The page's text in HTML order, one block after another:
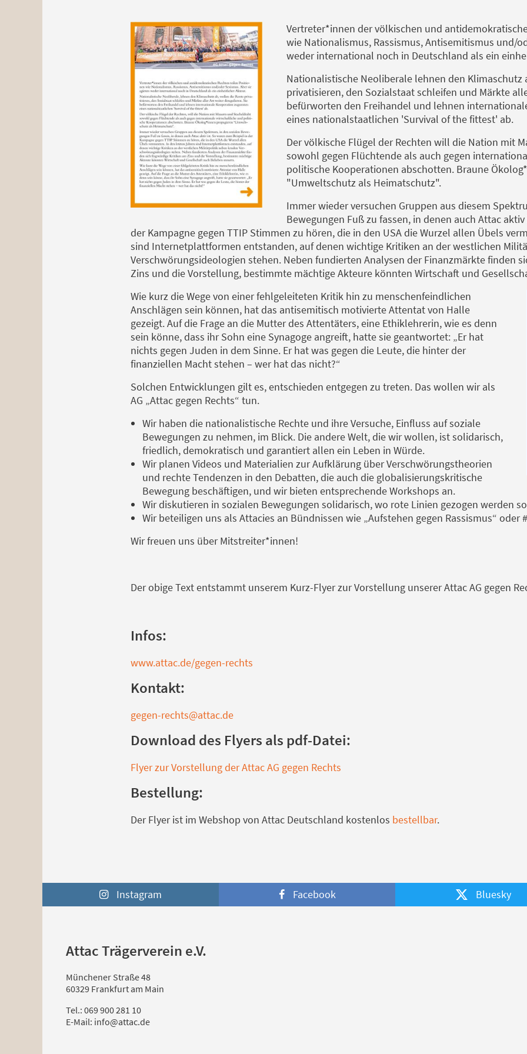
Vertreter*innen der völkischen und
wie Nationalismus, Rassismus, Antisemitismus und/
weder international noch in Deutschland als ein
Nationalistische Neoliberale lehnen den Klimaschutz
privatisieren, den Sozialstaat schleifen und Märkte
befürworten den Freihandel und lehnen
eines nationalstaatlichen 'Survival of the fittest' ab.
Der völkische Flügel der Rechten will die Nation mit
sowohl gegen Flüchtende als auch gegen
politische Kooperationen abschotten. Braune
"Umweltschutz als Heimatschutz".
Immer wieder versuchen Gruppen aus diesem
Bewegungen Fuß zu fassen, in denen auch Attac
der Kampagne gegen TTIP Stimmen zu hören, die in den USA die Wurzel allen Übels
sind Internetplattformen entstanden, auf denen wichtige Kritiken an der westlichen
Verschwörungsideologien stehen. Neben fundierten Analysen der Finanzmärkte finden
Zins und die Vorstellung, bestimmte mächtige Akteure könnten Wirtschaft und
Wie kurz die Wege von einer fehlgeleiteten Kritik hin zu menschenfeindlichen
Anschlägen sein können, hat das antisemitisch motivierte Attentat von Halle
gezeigt. Auf die Frage an die Mutter des Attentäters, eine Ethiklehrerin, wie es denn
sein könne, dass ihr Sohn eine Synagoge angreift, hatte sie geantwortet: „Er hat
nichts gegen Juden in dem Sinne. Er hat was gegen die Leute, die hinter der
finanziellen Macht stehen – wer hat das nicht?“
Solchen Entwicklungen gilt es, entschieden entgegen zu treten. Das wollen wir als
AG „Attac gegen Rechts“ tun.
Wir haben die nationalistische Rechte und ihre Versuche, Einfluss auf soziale
Bewegungen zu nehmen, im Blick. Die andere Welt, die wir wollen, ist solidarisch,
friedlich, demokratisch und garantiert allen ein Leben in Würde.
Wir planen Videos und Materialien zur Aufklärung über Verschwörungstheorien
und rechte Tendenzen in den Debatten, die auch die globalisierungskritische
Bewegung beschäftigen, und wir bieten entsprechende Workshops an.
Wir diskutieren in sozialen Bewegungen solidarisch, wo rote Linien gezogen werden
Wir beteiligen uns als Attacies an Bündnissen wie „Aufstehen gegen Rassismus“ oder
Wir freuen uns über Mitstreiter*innen!
Der obige Text entstammt unserem Kurz-Flyer zur Vorstellung unserer Attac AG gegen
Infos:
www.attac.de/gegen-rechts
Kontakt:
gegen-rechts@attac.de
Download des Flyers als pdf-Datei:
Flyer zur Vorstellung der Attac AG gegen Rechts
Bestellung:
Der Flyer ist im Webshop von Attac Deutschland kostenlos bestellbar.
Instagram Facebook Bluesky
Attac Trägerverein e.V.
Münchener Straße 48
60329 Frankfurt am Main
Tel.: 069 900 281 10
E-Mail: info@attac.de